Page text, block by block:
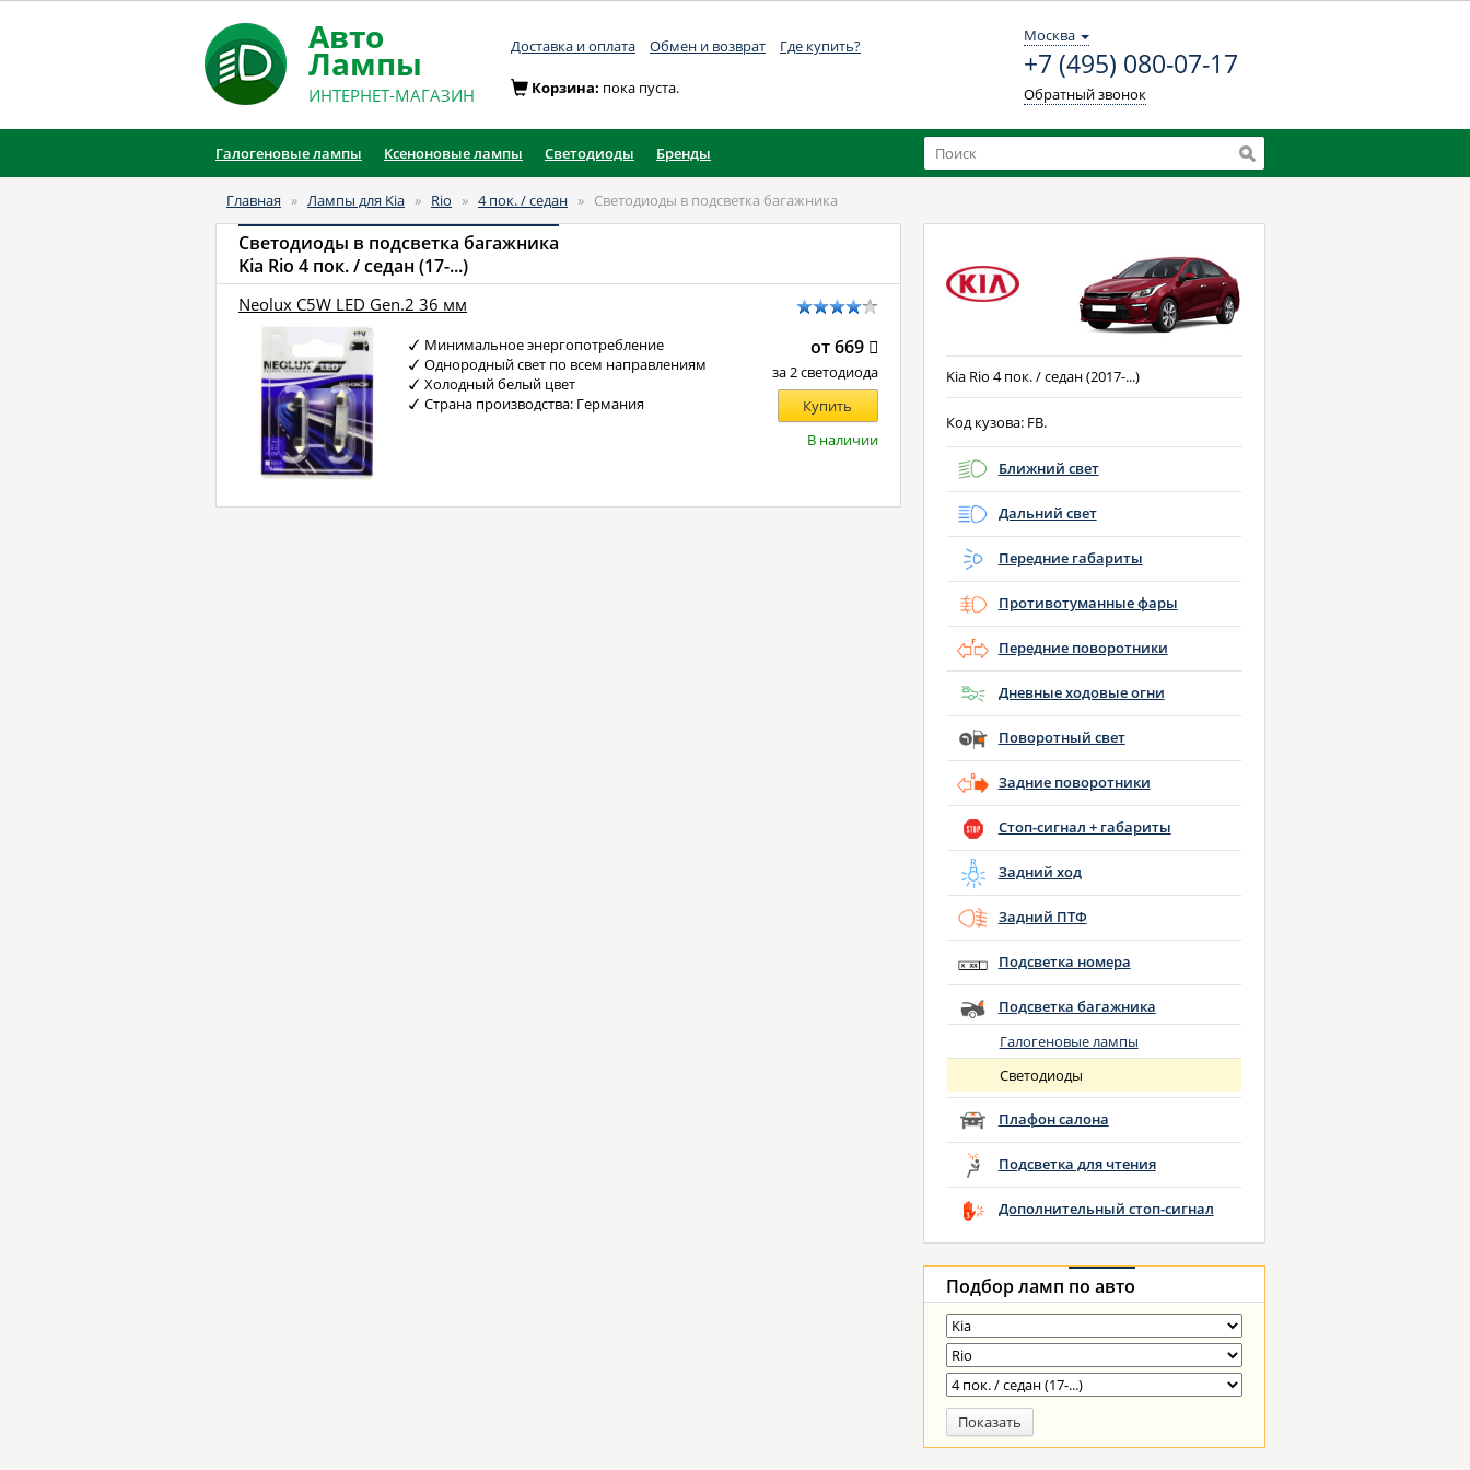
Авто
Лампы
ИНТЕРНЕТ-МАГАЗИН
Доставка и оплата Обмен и возврат Где купить?
Москва
+7 (495) 080-07-17
Обратный звонок
Корзина: пока пуста.
Галогеновые лампы Ксеноновые лампы Светодиоды Бренды
Главная » Лампы для Kia » Rio » 4 пок. / седан » Светодиоды в подсветка багажника
Светодиоды в подсветка багажника
Kia Rio 4 пок. / седан (17-...)
Neolux C5W LED Gen.2 36 мм
Минимальное энергопотребление
Однородный свет по всем направлениям
Холодный белый цвет
Страна производства: Германия
от 669
за 2 светодиода
Купить
В наличии
Kia Rio 4 пок. / седан (2017-...)
Код кузова: FB.
Ближний свет
Дальний свет
Передние габариты
Противотуманные фары
Передние поворотники
Дневные ходовые огни
Поворотный свет
Задние поворотники
Стоп-сигнал + габариты
Задний ход
Задний ПТФ
Подсветка номера
Подсветка багажника
Галогеновые лампы
Светодиоды
Плафон салона
Подсветка для чтения
Дополнительный стоп-сигнал
Подбор ламп по авто
Показать